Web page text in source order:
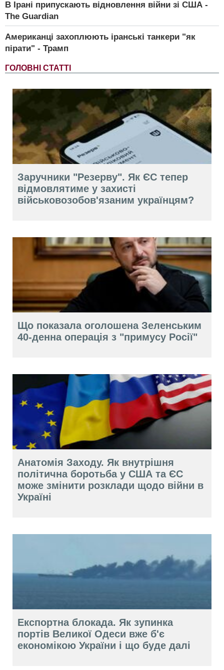
В Ірані припускають відновлення війни зі США -
The Guardian
Американці захоплюють іранські танкери "як
пірати" - Трамп
ГОЛОВНІ СТАТТІ
Заручники "Резерву". Як ЄС тепер
відмовлятиме у захисті
військовозобов'язаним українцям?
Що показала оголошена Зеленським
40-денна операція з "примусу Росії"
Анатомія Заходу. Як внутрішня
політична боротьба у США та ЄС
може змінити розклади щодо війни в
Україні
Експортна блокада. Як зупинка
портів Великої Одеси вже б'є
економікою України і що буде далі